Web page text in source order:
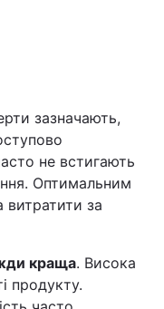
зазначають,
не встигають
Оптимальним
за
краща. Висока
продукту.